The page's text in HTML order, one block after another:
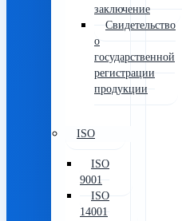
заключение
Свидетельство
о
государственной
регистрации
продукции
ISO
ISO
9001
ISO
14001